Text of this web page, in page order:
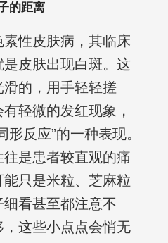
的距离
性皮肤病，其临床
皮肤出现白斑。这
的，用手轻轻搓
轻微的发红现象，
反应”的一种表现。
是患者较直观的痛
只是米粒、芝麻粒
看甚至都注意不
这些小点点会悄无